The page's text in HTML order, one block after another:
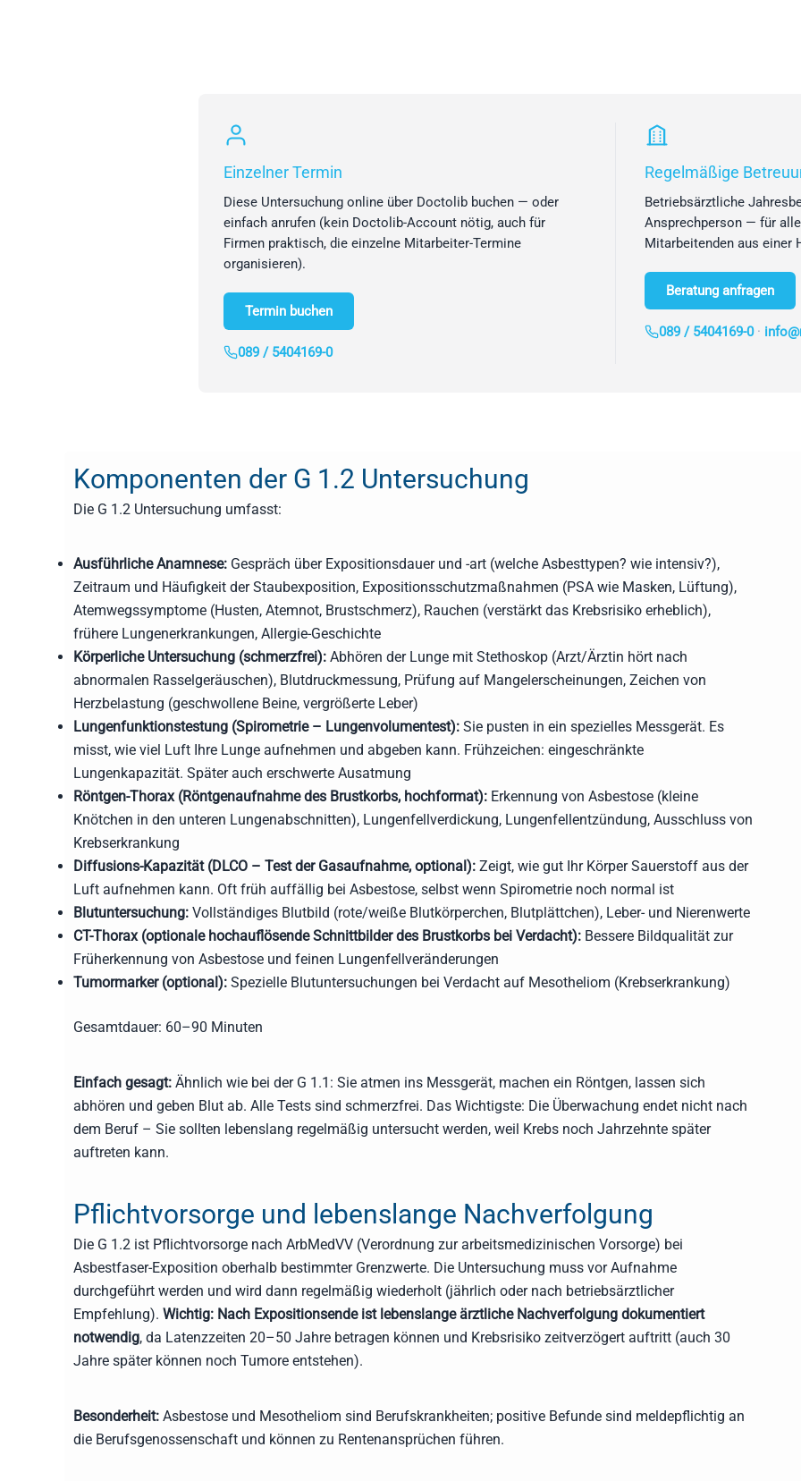
Einzelner Termin
Diese Untersuchung online über Doctolib buchen — oder
einfach anrufen (kein Doctolib-Account nötig, auch für
Firmen praktisch, die einzelne Mitarbeiter-Termine
organisieren).
Termin buchen
089 / 5404169-0
Regelmäßige
Betriebsärztliche
Ansprechperson — für
Mitarbeitenden aus einer
Beratung anfragen
089 / 5404169-0 ·
Komponenten der G 1.2 Untersuchung
Die G 1.2 Untersuchung umfasst:
Ausführliche Anamnese: Gespräch über Expositionsdauer und -art (welche Asbesttypen? wie intensiv?),
Zeitraum und Häufigkeit der Staubexposition, Expositionsschutzmaßnahmen (PSA wie Masken, Lüftung),
Atemwegssymptome (Husten, Atemnot, Brustschmerz), Rauchen (verstärkt das Krebsrisiko erheblich),
frühere Lungenerkrankungen, Allergie-Geschichte
Körperliche Untersuchung (schmerzfrei): Abhören der Lunge mit Stethoskop (Arzt/Ärztin hört nach
abnormalen Rasselgeräuschen), Blutdruckmessung, Prüfung auf Mangelerscheinungen, Zeichen von
Herzbelastung (geschwollene Beine, vergrößerte Leber)
Lungenfunktionstestung (Spirometrie – Lungenvolumentest): Sie pusten in ein spezielles Messgerät. Es
misst, wie viel Luft Ihre Lunge aufnehmen und abgeben kann. Frühzeichen: eingeschränkte
Lungenkapazität. Später auch erschwerte Ausatmung
Röntgen-Thorax (Röntgenaufnahme des Brustkorbs, hochformat): Erkennung von Asbestose (kleine
Knötchen in den unteren Lungenabschnitten), Lungenfellverdickung, Lungenfellentzündung, Ausschluss von
Krebserkrankung
Diffusions-Kapazität (DLCO – Test der Gasaufnahme, optional): Zeigt, wie gut Ihr Körper Sauerstoff aus der
Luft aufnehmen kann. Oft früh auffällig bei Asbestose, selbst wenn Spirometrie noch normal ist
Blutuntersuchung: Vollständiges Blutbild (rote/weiße Blutkörperchen, Blutplättchen), Leber- und Nierenwerte
CT-Thorax (optionale hochauflösende Schnittbilder des Brustkorbs bei Verdacht): Bessere Bildqualität zur
Früherkennung von Asbestose und feinen Lungenfellveränderungen
Tumormarker (optional): Spezielle Blutuntersuchungen bei Verdacht auf Mesotheliom (Krebserkrankung)
Gesamtdauer: 60–90 Minuten
Einfach gesagt: Ähnlich wie bei der G 1.1: Sie atmen ins Messgerät, machen ein Röntgen, lassen sich
abhören und geben Blut ab. Alle Tests sind schmerzfrei. Das Wichtigste: Die Überwachung endet nicht nach
dem Beruf – Sie sollten lebenslang regelmäßig untersucht werden, weil Krebs noch Jahrzehnte später
auftreten kann.
Pflichtvorsorge und lebenslange Nachverfolgung
Die G 1.2 ist Pflichtvorsorge nach ArbMedVV (Verordnung zur arbeitsmedizinischen Vorsorge) bei
Asbestfaser-Exposition oberhalb bestimmter Grenzwerte. Die Untersuchung muss vor Aufnahme
durchgeführt werden und wird dann regelmäßig wiederholt (jährlich oder nach betriebsärztlicher
Empfehlung). Wichtig: Nach Expositionsende ist lebenslange ärztliche Nachverfolgung dokumentiert
notwendig, da Latenzzeiten 20–50 Jahre betragen können und Krebsrisiko zeitverzögert auftritt (auch 30
Jahre später können noch Tumore entstehen).
Besonderheit: Asbestose und Mesotheliom sind Berufskrankheiten; positive Befunde sind meldepflichtig an
die Berufsgenossenschaft und können zu Rentenansprüchen führen.